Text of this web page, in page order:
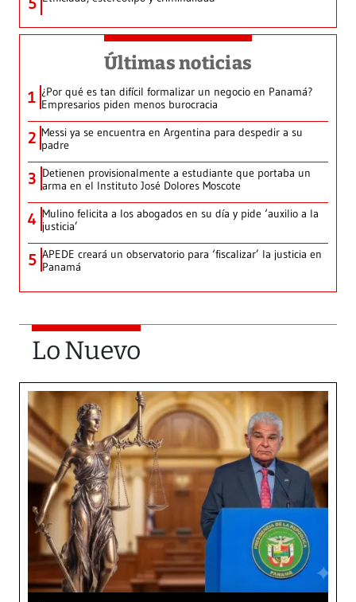
Últimas noticias
1 ¿Por qué es tan difícil formalizar un negocio en Panamá?
Empresarios piden menos burocracia
2 Messi ya se encuentra en Argentina para despedir a su
padre
3 Detienen provisionalmente a estudiante que portaba un
arma en el Instituto José Dolores Moscote
4 Mulino felicita a los abogados en su día y pide ‘auxilio a la
justicia’
5 APEDE creará un observatorio para ‘fiscalizar’ la justicia en
Panamá
Lo Nuevo